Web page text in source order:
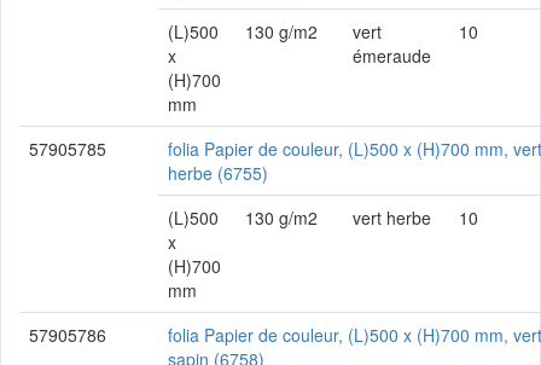
(L)500
x
(H)700
mm
130 g/m2
vert
émeraude
10
57905785
folia Papier de couleur, (L)500 x (H)700 mm, vert
herbe (6755)
(L)500
x
(H)700
mm
130 g/m2 vert herbe 10
57905786
folia Papier de couleur, (L)500 x (H)700 mm, vert
sapin (6758)